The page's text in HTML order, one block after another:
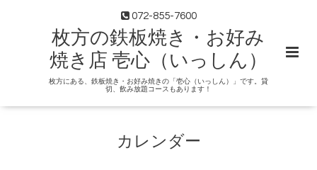
072-855-7600
枚方の鉄板焼き・お好み
焼き店 壱心（いっしん）
枚方にある、鉄板焼き・お好み焼きの「壱心（いっしん）」です。貸
切、飲み放題コースもあります！
カレンダー